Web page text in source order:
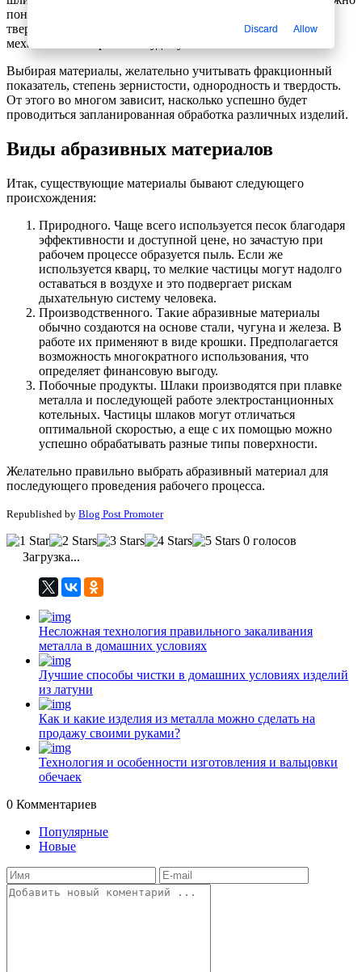
понимать, что материалы будут отличаться повышенной
твердостью по отношению к другим элементам, поэтому
механическая обработка будет успешной.
Выбирая материалы, желательно учитывать фракционный
показатель, степень зернистости, однородность и твердость.
От этого во многом зависит, насколько успешно будет
проводиться запланированная обработка различных изделий.
Виды абразивных материалов
Итак, существующие материалы бывают следующего
происхождения:
Природного. Чаще всего используется песок благодаря
эффективности и доступной цене, но зачастую при
рабочем процессе образуется пыль. Если же
используется кварц, то мелкие частицы могут надолго
оставаться в воздухе и это подвергает рискам
дыхательную систему человека.
Производственного. Такие абразивные материалы
обычно создаются на основе стали, чугуна и железа. В
работе их применяют в виде крошки. Предполагается
возможность многократного использования, что
определяет финансовую выгоду.
Побочные продукты. Шлаки производятся при плавке
металла и последующей работе электростанционных
котельных. Частицы шлаков могут отличаться
оптимальной скоростью, а еще с их помощью можно
успешно обрабатывать разные типы поверхности.
Желательно правильно выбрать абразивный материал для
последующего проведения рабочего процесса.
Republished by Blog Post Promoter
0 голосов
Загрузка...
Несложная технология правильного закаливания
металла в домашних условиях
Лучшие способы чистки в домашних условиях изделий
из латуни
Как и какие изделия из металла можно сделать на
продажу своими руками?
Технология и особенности изготовления и вальцовки
обечаек
0 Комментариев
Популярные
Новые
Discard Allow